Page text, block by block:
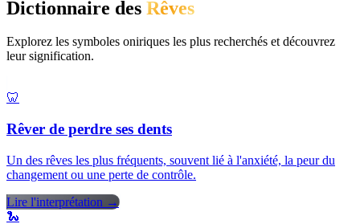
Dictionnaire des Rêves
Explorez les symboles oniriques les plus recherchés et découvrez
leur signification.
🦷
Rêver de perdre ses dents
Un des rêves les plus fréquents, souvent lié à l'anxiété, la peur du
changement ou une perte de contrôle.
Lire l'interprétation →
🐍